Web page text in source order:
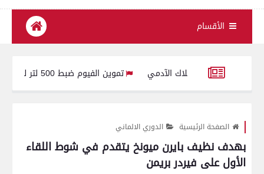
الأقسام
تموين الفيوم ضبط 500 لتر لبن فاسد وغير صالح للاستهلاك الآدمى قبل طرحه بالأسواق
الصفحة الرئيسية الدوري الالماني
بهدف نظيف بايرن ميونخ يتقدم في شوط اللقاء
الأول على فيردر بريمن